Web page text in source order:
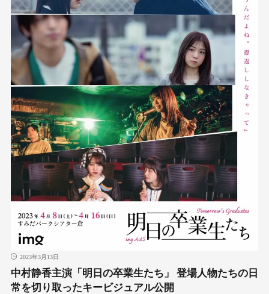
2023年3月13日
中村静香主演「明日の卒業生たち」 登場人物たちの日
常を切り取ったキービジュアル公開